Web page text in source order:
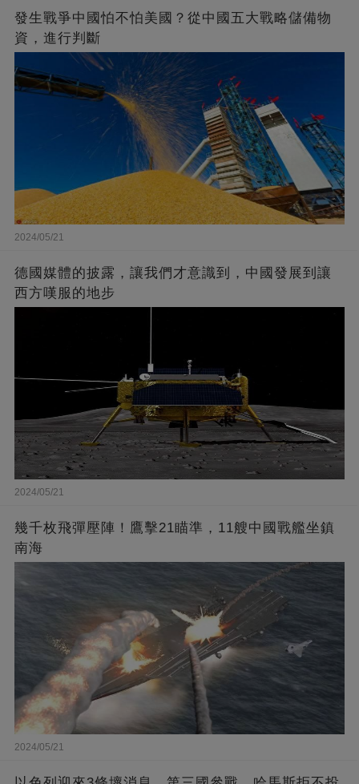
發生戰爭中國怕不怕美國？從中國五大戰略儲備物
資，進行判斷
2024/05/21
德國媒體的披露，讓我們才意識到，中國發展到讓
西方嘆服的地步
2024/05/21
幾千枚飛彈壓陣！鷹擊21瞄準，11艘中國戰艦坐鎮
南海
2024/05/21